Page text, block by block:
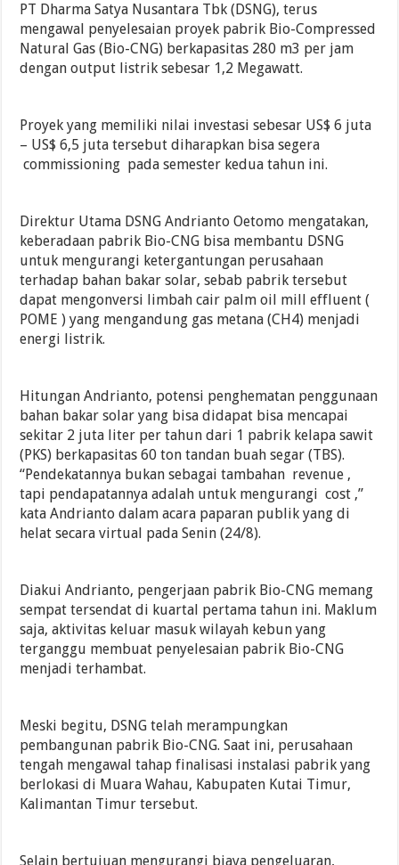
PT Dharma Satya Nusantara Tbk (DSNG), terus
mengawal penyelesaian proyek pabrik Bio-Compressed
Natural Gas (Bio-CNG) berkapasitas 280 m3 per jam
dengan output listrik sebesar 1,2 Megawatt.
Proyek yang memiliki nilai investasi sebesar US$ 6 juta
– US$ 6,5 juta tersebut diharapkan bisa segera
commissioning pada semester kedua tahun ini.
Direktur Utama DSNG Andrianto Oetomo mengatakan,
keberadaan pabrik Bio-CNG bisa membantu DSNG
untuk mengurangi ketergantungan perusahaan
terhadap bahan bakar solar, sebab pabrik tersebut
dapat mengonversi limbah cair palm oil mill effluent (
POME ) yang mengandung gas metana (CH4) menjadi
energi listrik.
Hitungan Andrianto, potensi penghematan penggunaan
bahan bakar solar yang bisa didapat bisa mencapai
sekitar 2 juta liter per tahun dari 1 pabrik kelapa sawit
(PKS) berkapasitas 60 ton tandan buah segar (TBS).
“Pendekatannya bukan sebagai tambahan revenue ,
tapi pendapatannya adalah untuk mengurangi cost ,”
kata Andrianto dalam acara paparan publik yang di
helat secara virtual pada Senin (24/8).
Diakui Andrianto, pengerjaan pabrik Bio-CNG memang
sempat tersendat di kuartal pertama tahun ini. Maklum
saja, aktivitas keluar masuk wilayah kebun yang
terganggu membuat penyelesaian pabrik Bio-CNG
menjadi terhambat.
Meski begitu, DSNG telah merampungkan
pembangunan pabrik Bio-CNG. Saat ini, perusahaan
tengah mengawal tahap finalisasi instalasi pabrik yang
berlokasi di Muara Wahau, Kabupaten Kutai Timur,
Kalimantan Timur tersebut.
Selain bertujuan mengurangi biaya pengeluaran,